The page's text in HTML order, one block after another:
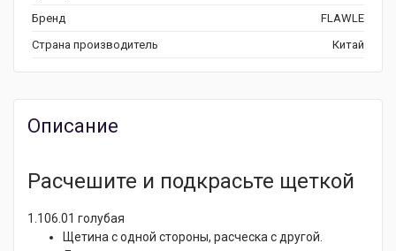
Бренд
FLAWLE
Страна производитель
Китай
Описание
Расчешите и подкрасьте щеткой
1.106.01 голубая
Щетина с одной стороны, расческа с другой.